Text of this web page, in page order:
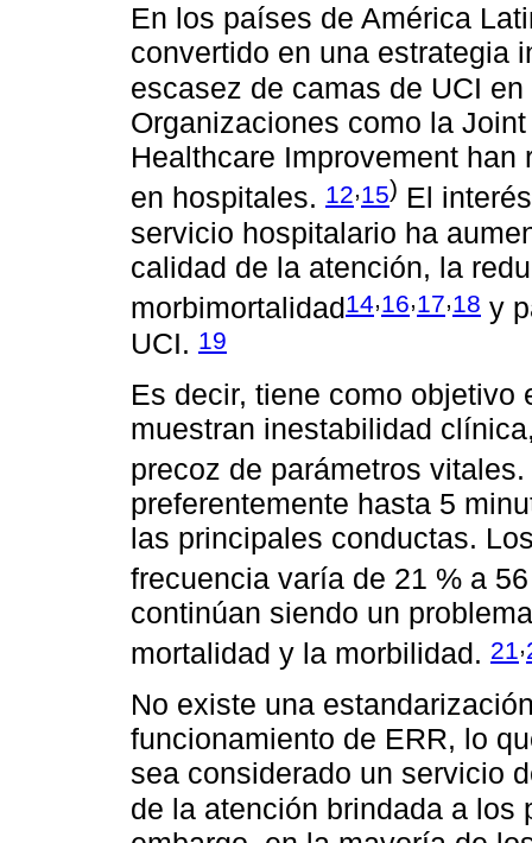
En los países de América
convertido en una estrategia
escasez de camas de UCI
Organizaciones como la
Healthcare Improvement
en hospitales. 12,15) El
servicio hospitalario ha
calidad de la atención, la
morbimortalidad14,16,17,18 y
UCI. 19
Es decir, tiene como objetivo
muestran inestabilidad
precoz de parámetros vitales.
preferentemente hasta 5
las principales conductas.
frecuencia varía de 21 % a
continúan siendo un
mortalidad y la morbilidad. 21 ,
No existe una
funcionamiento de ERR, lo
sea considerado un servicio
de la atención brindada a